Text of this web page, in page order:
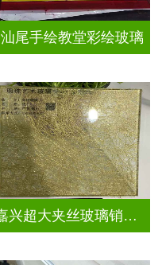
汕尾手绘教堂彩绘玻璃
嘉兴超大夹丝玻璃销售公司